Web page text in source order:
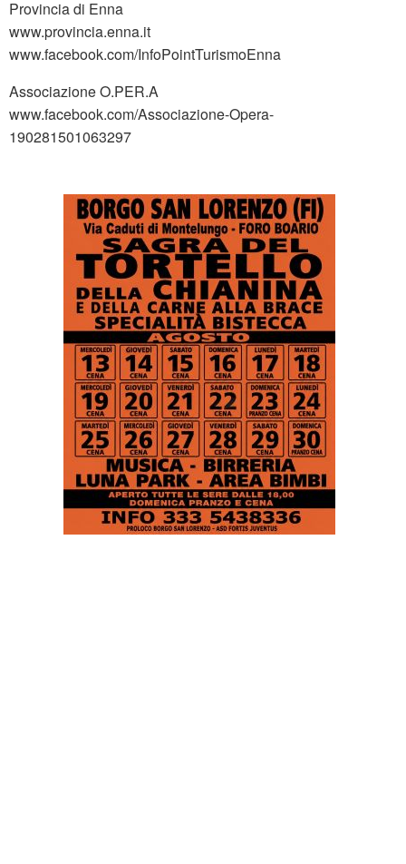
Provincia di Enna
www.provincia.enna.it
www.facebook.com/InfoPointTurismoEnna
Associazione O.PER.A
www.facebook.com/Associazione-Opera-
190281501063297